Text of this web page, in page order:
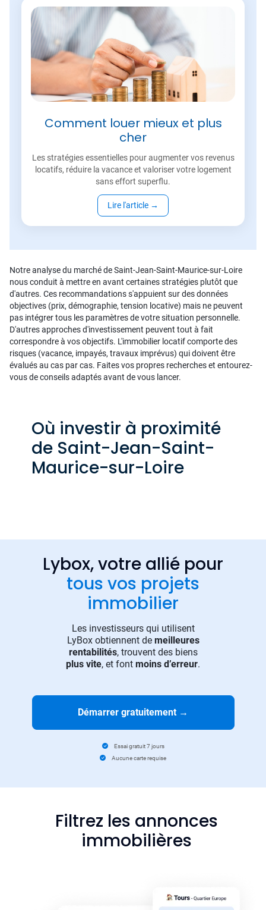
Comment louer mieux et plus
cher
Les stratégies essentielles pour augmenter vos revenus
locatifs, réduire la vacance et valoriser votre logement
sans effort superflu.
Lire l'article →
Notre analyse du marché de Saint-Jean-Saint-Maurice-sur-Loire
nous conduit à mettre en avant certaines stratégies plutôt que
d'autres. Ces recommandations s'appuient sur des données
objectives (prix, démographie, tension locative) mais ne peuvent
pas intégrer tous les paramètres de votre situation personnelle.
D'autres approches d'investissement peuvent tout à fait
correspondre à vos objectifs. L'immobilier locatif comporte des
risques (vacance, impayés, travaux imprévus) qui doivent être
évalués au cas par cas. Faites vos propres recherches et entourez-
vous de conseils adaptés avant de vous lancer.
Où investir à proximité
de Saint-Jean-Saint-
Maurice-sur-Loire
Lybox, votre allié pour
tous vos projets
immobilier
Les investisseurs qui utilisent
LyBox obtiennent de meilleures
rentabilités, trouvent des biens
plus vite, et font moins d’erreur.
Démarrer gratuitement →
Essai gratuit 7 jours
Aucune carte requise
Filtrez les annonces
immobilières